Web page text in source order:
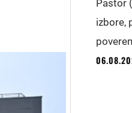
Pastor
izbore,